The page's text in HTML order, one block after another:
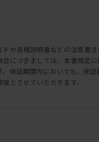
ドや各種説明書などの注意書
合につきましては、本書規定
。保証期間内においても、保
とさせていただきます。